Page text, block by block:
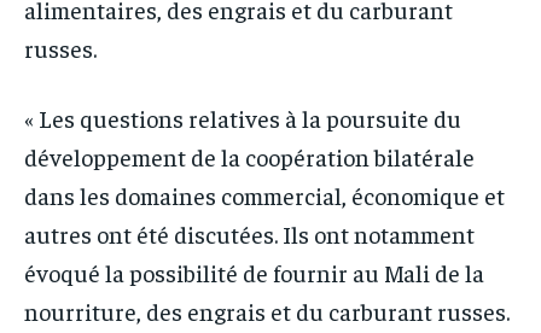
alimentaires, des engrais et du carburant
russes.
« Les questions relatives à la poursuite du
développement de la coopération bilatérale
dans les domaines commercial, économique et
autres ont été discutées. Ils ont notamment
évoqué la possibilité de fournir au Mali de la
nourriture, des engrais et du carburant russes.